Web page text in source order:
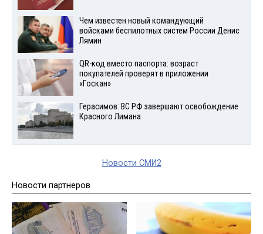
Чем известен новый командующий
войсками беспилотных систем России Денис
Лямин
QR-код вместо паспорта: возраст
покупателей проверят в приложении
«Госкан»
Герасимов: ВС РФ завершают освобождение
Красного Лимана
Новости СМИ2
Новости партнеров